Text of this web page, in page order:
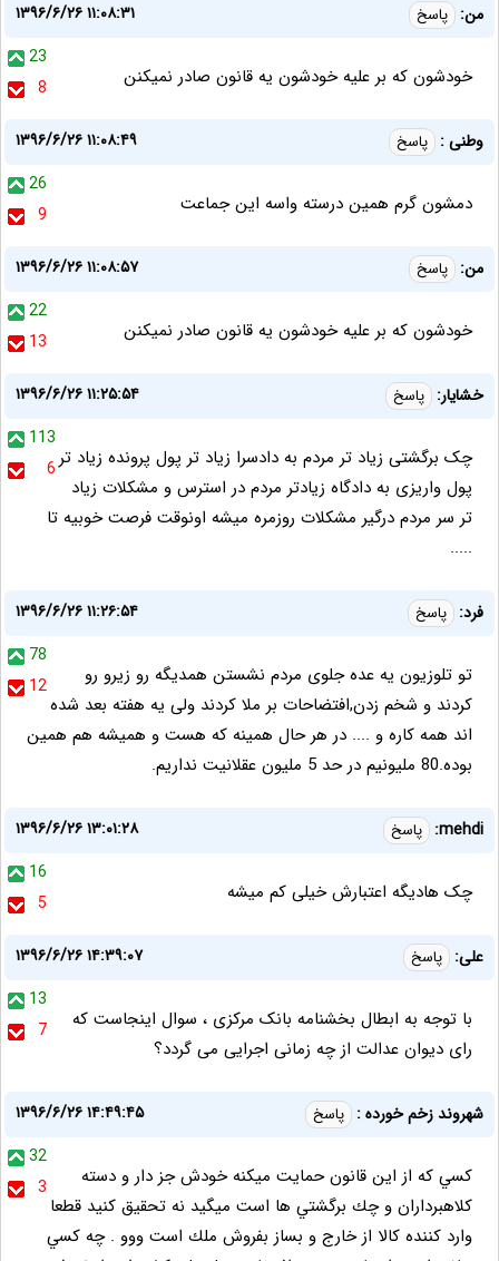
من: پاسخ
۱۳۹۶/۶/۲۶ ۱۱:۰۸:۳۱
23
8
خودشون که بر علیه خودشون یه قانون صادر نمیکنن
وطنی : پاسخ
۱۳۹۶/۶/۲۶ ۱۱:۰۸:۴۹
26
9
دمشون گرم همین درسته واسه این جماعت
من: پاسخ
۱۳۹۶/۶/۲۶ ۱۱:۰۸:۵۷
22
13
خودشون که بر علیه خودشون یه قانون صادر نمیکنن
خشایار: پاسخ
۱۳۹۶/۶/۲۶ ۱۱:۲۵:۵۴
113
6چک برگشتی زیاد تر مردم به دادسرا زیاد تر پول پرونده زیاد تر
پول واریزی به دادگاه زیادتر مردم در استرس و مشکلات زیاد
تر سر مردم درگیر مشکلات روزمره میشه اونوقت فرصت خوبیه تا
.....
فرد: پاسخ
۱۳۹۶/۶/۲۶ ۱۱:۲۶:۵۴
78
12
تو تلوزیون یه عده جلوی مردم نشستن همدیگه رو زیرو رو
کردند و شخم زدن,افتضاحات بر ملا کردند ولی یه هفته بعد شده
اند همه کاره و .... در هر حال همینه که هست و همیشه هم همین
بوده.80 ملیونیم در حد 5 ملیون عقلانیت نداریم.
mehdi: پاسخ
۱۳۹۶/۶/۲۶ ۱۳:۰۱:۲۸
16
5
چک هادیگه اعتبارش خیلی کم میشه
علی: پاسخ
۱۳۹۶/۶/۲۶ ۱۴:۳۹:۰۷
13
7
با توجه به ابطال بخشنامه بانک مرکزی ، سوال اینجاست که
رای دیوان عدالت از چه زمانی اجرایی می گردد؟
شهروند زخم خورده : پاسخ
۱۳۹۶/۶/۲۶ ۱۴:۴۹:۴۵
32
3
كسي كه از اين قانون حمايت ميكنه خودش جز دار و دسته
كلاهبرداران و چك برگشتي ها است ميگيد نه تحقيق كنيد قطعا
وارد كننده كالا از خارج و بساز بفروش ملك است ووو . چه كسي